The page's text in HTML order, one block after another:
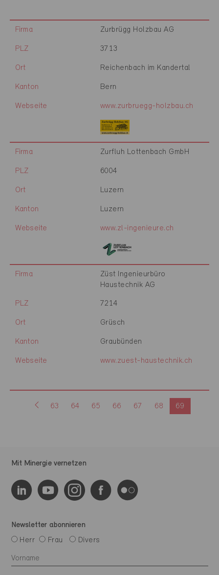
Firma Zurbrügg Holzbau AG
PLZ 3713
Ort Reichenbach im Kandertal
Kanton Bern
Webseite www.zurbruegg-holzbau.ch
Firma Zurfluh Lottenbach GmbH
PLZ 6004
Ort Luzern
Kanton Luzern
Webseite www.zl-ingenieure.ch
Firma
Züst Ingenieurbüro
Haustechnik AG
PLZ 7214
Ort Grüsch
Kanton Graubünden
Webseite www.zuest-haustechnik.ch
63 64 65 66 67 68 69
Mit Minergie vernetzen
Newsletter abonnieren
Herr
Frau Divers